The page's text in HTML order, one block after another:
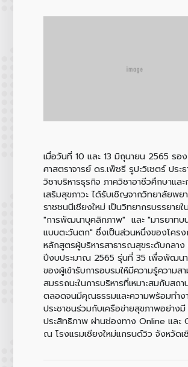
เมื่อวันที่ 10 และ 13 มิถุนายน 2565 รอง
ศาสตราจารย์ ดร.เพ็ชรี รูปะวิเชตร์ ประธ
วิชาบริหารธุรกิจ ภาควิชาอาชีวศึกษาและ
เสริมสุขภาวะ ได้รับเชิญจากวิทยาลัยพย
ราชชนนีเชียงใหม่ เป็นวิทยากรบรรยายใ
"การพัฒนาบุคลิกภาพ" และ "มารยาทบน
แบบตะวันตก" ซึ่งเป็นส่วนหนึ่งของโคร
หลักสูตรผู้บริหารสาธารณสุขระดับกลาง
ปีงบประมาณ 2565 รุ่นที่ 35 เพื่อพัฒน
ของผู้เข้ารับการอบรมให้มีความรู้ความส
สมรรถนะในการบริหารที่เหมาะสมกับสถ
ตลอดจนมีคุณธรรมและความพร้อมทำง
ประชาชนร่วมกับเครือข่ายสุขภาพอย่างมี
ประสิทธิภาพ ผ่านช่องทาง Online และ
ณ โรงแรมเชียงใหม่แกรนด์วิว จังหวัดเ